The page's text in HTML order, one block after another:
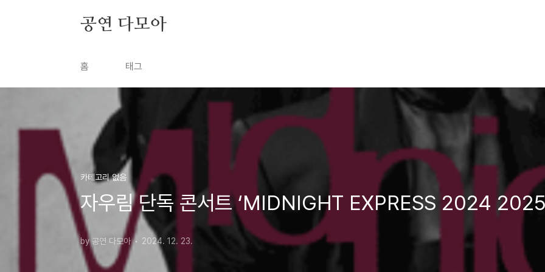
공연 다모아
홈 태그
카테고리 없음
자우림 단독 콘서트 ‘MIDNIGHT EXPRESS 2024
by 공연 다모아 2024. 12. 23.